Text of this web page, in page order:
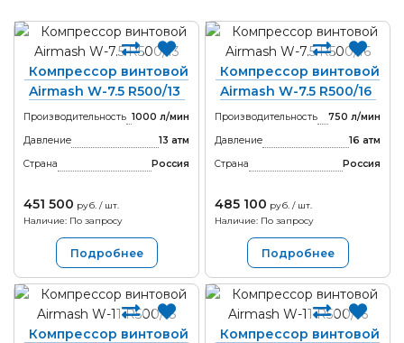
Компрессор винтовой
Airmash W-7.5 R500/13
Производительность 1000 л/мин
Давление
13 атм
Страна
Россия
451 500 руб. / шт.
Наличие: По запросу
Подробнее
Компрессор винтовой
Airmash W-7.5 R500/16
Производительность
750 л/мин
Давление
16 атм
Страна
Россия
485 100 руб. / шт.
Наличие: По запросу
Подробнее
Компрессор винтовой
Компрессор винтовой